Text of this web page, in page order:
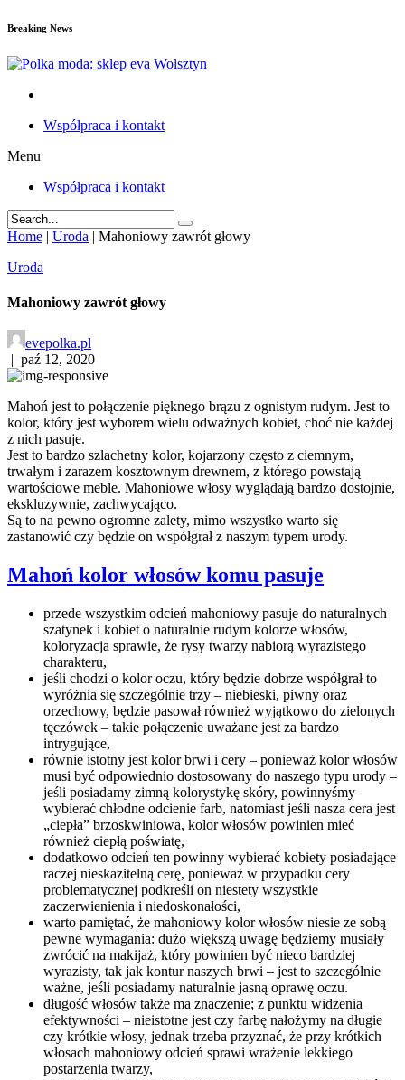
Breaking News
Współpraca i kontakt
Menu
Współpraca i kontakt
Home | Uroda | Mahoniowy zawrót głowy
Uroda
Mahoniowy zawrót głowy
evepolka.pl
paź 12, 2020
Mahoń jest to połączenie pięknego brązu z ognistym rudym. Jest to
kolor, który jest wyborem wielu odważnych kobiet, choć nie każdej
z nich pasuje.
Jest to bardzo szlachetny kolor, kojarzony często z ciemnym,
trwałym i zarazem kosztownym drewnem, z którego powstają
wartościowe meble. Mahoniowe włosy wyglądają bardzo dostojnie,
ekskluzywnie, zachwycająco.
Są to na pewno ogromne zalety, mimo wszystko warto się
zastanowić czy będzie on współgrał z naszym typem urody.
Mahoń kolor włosów komu pasuje
przede wszystkim odcień mahoniowy pasuje do naturalnych
szatynek i kobiet o naturalnie rudym kolorze włosów,
koloryzacja sprawie, że rysy twarzy nabiorą wyrazistego
charakteru,
jeśli chodzi o kolor oczu, który będzie dobrze współgrał to
wyróżnia się szczególnie trzy – niebieski, piwny oraz
orzechowy, będzie pasował również wyjątkowo do zielonych
tęczówek – takie połączenie uważane jest za bardzo
intrygujące,
równie istotny jest kolor brwi i cery – ponieważ kolor włosów
musi być odpowiednio dostosowany do naszego typu urody –
jeśli posiadamy zimną kolorystykę skóry, powinnyśmy
wybierać chłodne odcienie farb, natomiast jeśli nasza cera jest
„ciepła” brzoskwiniowa, kolor włosów powinien mieć
również ciepłą poświatę,
dodatkowo odcień ten powinny wybierać kobiety posiadające
raczej nieskazitelną cerę, ponieważ w przypadku cery
problematycznej podkreśli on niestety wszystkie
zaczerwienienia i niedoskonałości,
warto pamiętać, że mahoniowy kolor włosów niesie ze sobą
pewne wymagania: dużo większą uwagę będziemy musiały
zwrócić na makijaż, który powinien być nieco bardziej
wyrazisty, tak jak kontur naszych brwi – jest to szczególnie
ważne, jeśli posiadamy naturalnie jasną oprawę oczu.
długość włosów także ma znaczenie; z punktu widzenia
efektywności – nieistotne jest czy farbę nałożymy na długie
czy krótkie włosy, jednak trzeba przyznać, że przy krótkich
włosach mahoniowy odcień sprawi wrażenie lekkiego
postarzenia twarzy,